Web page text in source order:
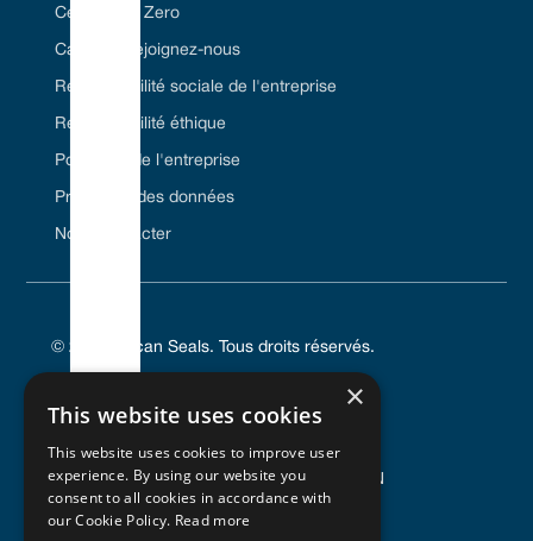
Certifié Net Zero
Carrière/Rejoignez-nous
Responsabilité sociale de l'entreprise
Responsabilité éthique
Politiques de l'entreprise
Protection des données
Nous contacter
© 2024 Vulcan Seals. Tous droits réservés.
POLITIQUE DE CONFIDENTIALITÉ
CONDITIONS GÉNÉRALES D'UTILISATION
POLITIQUE EN MATIÈRE DE COOKIES
×
This website uses cookies
This website uses cookies to improve user
experience. By using our website you
consent to all cookies in accordance with
our Cookie Policy. Read more